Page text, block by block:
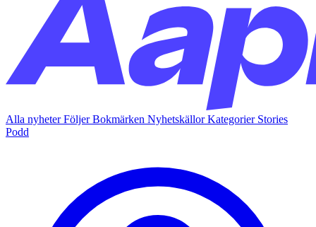
Alla nyheterFöljerBokmärken NyhetskällorKategorier Stories
Podd